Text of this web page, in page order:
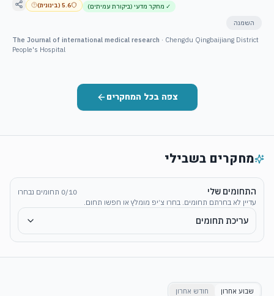
✓ מחקר מדעי (ביקורת עמיתים) 5.6
(בינונית)
השמנה
The Journal of international medical research · Chengdu Qingbaijiang District
People's Hospital
צפה בכל המחקרים
מחקרים בשבילי
התחומים שלי 0/10
תחומים נבחרו
עדיין לא בחרתם תחומים. בחרו צ׳יפ מומלץ או חפשו תחום.
עריכת תחומים
שבוע אחרון חודש אחרון